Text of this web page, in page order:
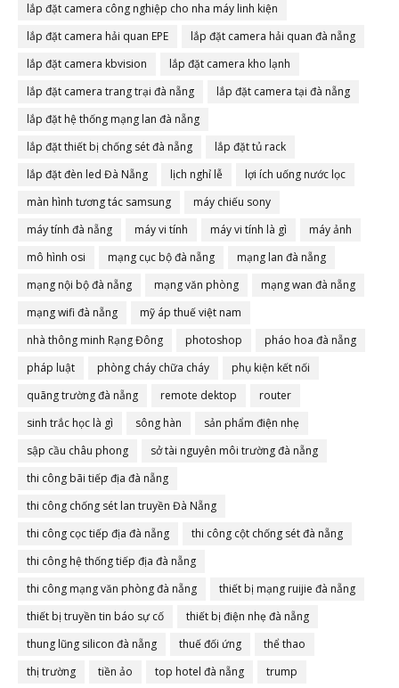
lắp đặt camera công nghiệp cho nha máy linh kiện
lắp đặt camera hải quan EPE
lắp đặt camera hải quan đà nẵng
lắp đặt camera kbvision
lắp đặt camera kho lạnh
lắp đặt camera trang trại đà nẵng
lắp đặt camera tại đà nẵng
lắp đặt hệ thống mạng lan đà nẵng
lắp đặt thiết bị chống sét đà nẵng
lắp đặt tủ rack
lắp đặt đèn led Đà Nẵng
lịch nghỉ lễ
lợi ích uống nước lọc
màn hình tương tác samsung
máy chiếu sony
máy tính đà nẵng
máy vi tính máy vi tính là gì
máy ảnh
mô hình osi
mạng cục bộ đà nẵng
mạng lan đà nẵng
mạng nội bộ đà nẵng
mạng văn phòng
mạng wan đà nẵng
mạng wifi đà nẵng
mỹ áp thuế việt nam
nhà thông minh Rạng Đông
photoshop
pháo hoa đà nẵng
pháp luật
phòng cháy chữa cháy
phụ kiện kết nối
quãng trường đà nẵng
remote dektop
router
sinh trắc học là gì
sông hàn
sản phẩm điện nhẹ
sập cầu châu phong
sở tài nguyên môi trường đà nẵng
thi công bãi tiếp địa đà nẵng
thi công chống sét lan truyền Đà Nẵng
thi công cọc tiếp địa đà nẵng
thi công cột chống sét đà nẵng
thi công hệ thống tiếp địa đà nẵng
thi công mạng văn phòng đà nẵng
thiết bị mạng ruijie đà nẵng
thiết bị truyền tin báo sự cố
thiết bị điện nhẹ đà nẵng
thung lũng silicon đà nẵng
thuế đối ứng
thể thao
thị trường
tiền ảo top hotel đà nẵng
trump